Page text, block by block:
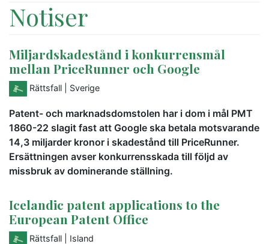
Notiser
Miljardskadestånd i konkurrensmål
mellan PriceRunner och Google
Rättsfall | Sverige
Patent- och marknadsdomstolen har i dom i mål PMT
1860-22 slagit fast att Google ska betala motsvarande
14,3 miljarder kronor i skadestånd till PriceRunner.
Ersättningen avser konkurrensskada till följd av
missbruk av dominerande ställning.
Icelandic patent applications to the
European Patent Office
Rättsfall | Island